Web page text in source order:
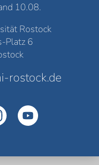
10.08.
Rostock
Platz 6
rostock.de